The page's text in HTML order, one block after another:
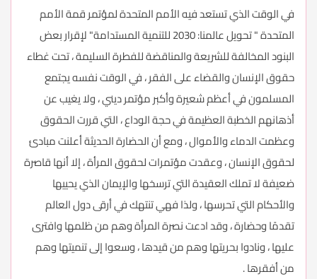
في الوقت الذي تستعد فيه الأمم المتحدة لمؤتمر قمة الأمم
المتحدة " تحويل عالمنا: 2030 للتنمية المستدامة" لإقرار بعض
البنود المخالفة للشريعة والمناقضة للفطرة السليمة ، تحت غطاء
حقوق الإنسان والقضاء على الفقر ، في الوقت نفسه يجتمع
المسلمون في أعظم شعيرة وأكبر مؤتمر ديني ، ولا يغيب عن
أذهانهم الخطبة العظيمة في حجة الوداع ، التي قررت الحقوق
وعظمت الدماء والأموال ، ومع أن الحضارة الحديثة أعلنت مبادئ
لحقوق الإنسان ، وعقدت مؤتمرات لحقوق المرأة ، إلا أنها قاصرة
ضعيفة لا تملك العقيدة التي ترسخها والإيمان الذي يحييها
والأحكام التي تحرسها ، ولذا فهي تنتهك في أرقى دول العالم
تقدمًا وحضارة ، وقد ادعت نصرة المرأة وهم من ظلمها وافترى
عليها ، ونادوا بحريتها وهم من قيدها ، وسعوا إلى تنميتها وهم
من أفقرها .